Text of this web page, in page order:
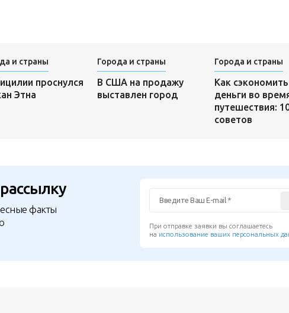
и страны
проснулся
Этна
Города и страны
В США на продажу
выставлен город
Города и страны
Как сэкономить
деньги во
путешествия:
советов
факты
При отправке заявки вы соглашаетесь
на использование ваших персональных